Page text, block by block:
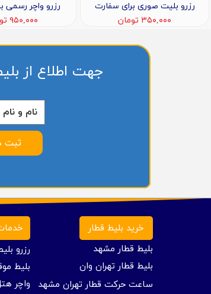
رزرو بلیت صوری برای سفارت
۳۵۰,۰۰۰ تومان
رزرو واچر رسمی
۹۵۰,۰۰۰ تومان
ثبت
جهت اطلاع از
رزرو
بلیط قطار تهران وان
بلیط قطار مشهد
بلیط
واچر
ساعت حرکت قطار تهران مشهد
خرید بلیط قطار